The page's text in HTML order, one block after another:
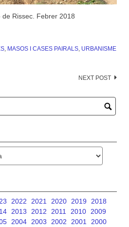
de Rissec. Febrer 2018
, MASOS I CASES PAIRALS, URBANISME
NEXT POST
2022 2021 2020 2019
2018
2013 2012 2011 2010
2009
2004 2003 2002 2001
2000